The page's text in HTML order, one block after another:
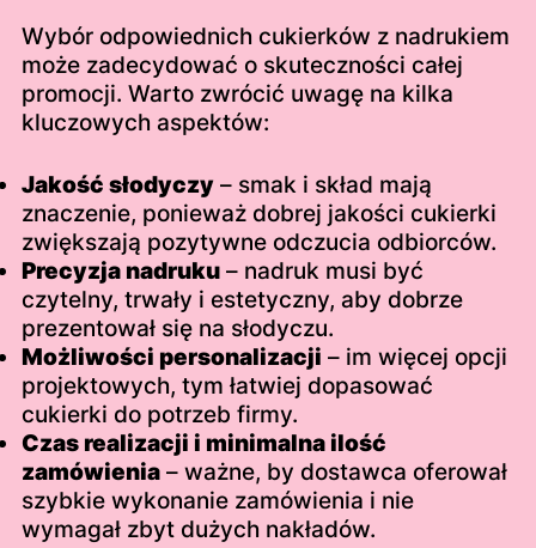
Wybór odpowiednich cukierków z nadrukiem
może zadecydować o skuteczności całej
promocji. Warto zwrócić uwagę na kilka
kluczowych aspektów:
Jakość słodyczy– smak i skład mają
znaczenie, ponieważ dobrej jakości cukierki
zwiększają pozytywne odczucia odbiorców.
Precyzja nadruku– nadruk musi być
czytelny, trwały i estetyczny, aby dobrze
prezentował się na słodyczu.
Możliwości personalizacji – im więcej opcji
projektowych, tym łatwiej dopasować
cukierki do potrzeb firmy.
Czas realizacji i minimalna ilość
zamówienia– ważne, by dostawca oferował
szybkie wykonanie zamówienia i nie
wymagał zbyt dużych nakładów.